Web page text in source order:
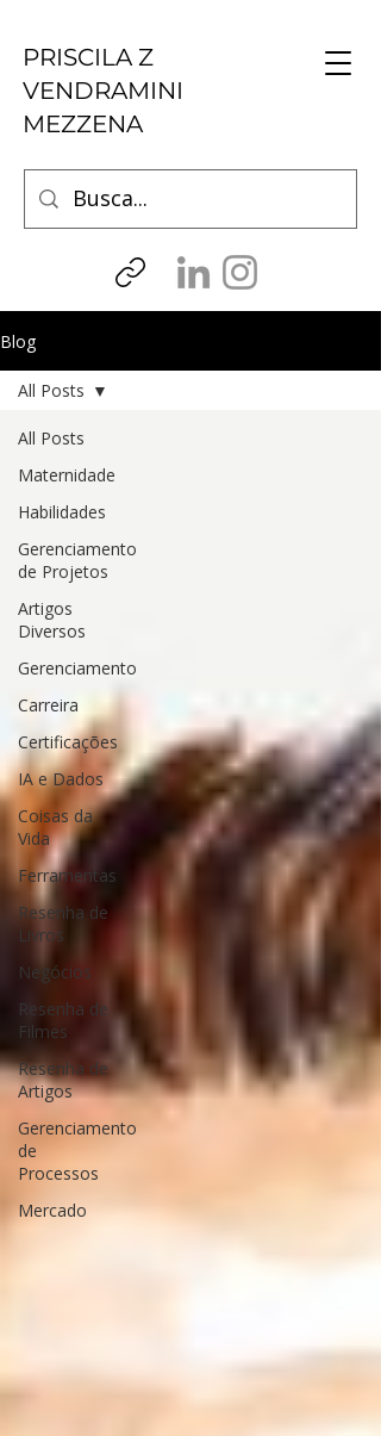
PRISCILA Z
VENDRAMINI
MEZZENA
Blog
All Posts
Maternidade
Habilidades
Gerenciamento
de Projetos
Artigos
Diversos
Gerenciamento
Carreira
Certificações
IA e Dados
Coisas da
Vida
Ferramentas
Resenha de
Livros
Negócios
Resenha de
Filmes
Resenha de
Artigos
Gerenciamento
de
Processos
Mercado
All Posts